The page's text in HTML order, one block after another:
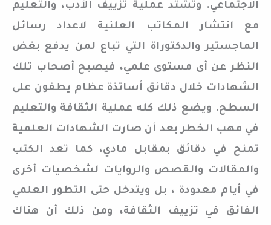
الاجتماعي. وتشتد عملية تزييف الأدب، والتعليم
مع انتشار المكاتب العلنية لاعداد رسائل
الماجستير والدكتوراة التي تباع لمن يدفع بغض
النظر عن أى مستوى علمي، فيصبح أصحاب تلك
الشهادات خلال دقائق أساتذة عظام يطفون على
السطح. ويضع ذلك كله عملية الثقافة والتعليم
في مهب الخطر بعد أن صارت الشهادات العلمية
تمنح في دقائق بمقابل مادي، كما تعد الكتب
والمقالات والقصص والروايات لشخصيات أخرى
في أيام معدودة ، بل ويتدخل حتى التطور العلمي
الفائق في تزييف الثقافة، ومن ذلك أن هناك